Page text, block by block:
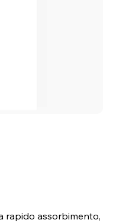
rapido assorbimento,